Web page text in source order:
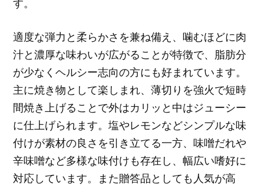
す。
適度な弾力と柔らかさを兼ね備え、噛むほどに肉
汁と濃厚な味わいが広がることが特徴で、脂肪分
が少なくヘルシー志向の方にも好まれています。
主に焼き物として楽しまれ、薄切りを強火で短時
間焼き上げることで外はカリッと中はジューシー
に仕上げられます。塩やレモンなどシンプルな味
付けが素材の良さを引き立てる一方、味噌だれや
辛味噌など多様な味付けも存在し、幅広い嗜好に
対応しています。また贈答品としても人気が高